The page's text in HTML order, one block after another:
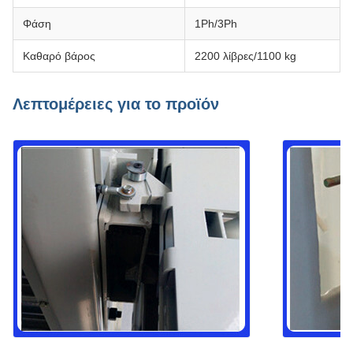
Φάση 1Ph/3Ph
Καθαρό βάρος 2200 λίβρες/1100 kg
Λεπτομέρειες για το προϊόν